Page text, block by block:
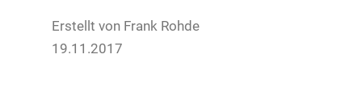
Erstellt von Frank Rohde
19.11.2017